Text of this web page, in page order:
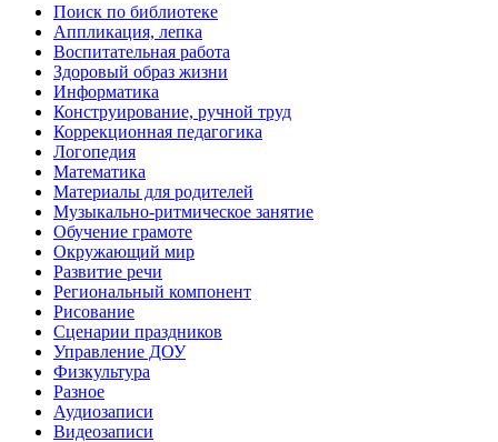
Поиск по библиотеке
Аппликация, лепка
Воспитательная работа
Здоровый образ жизни
Информатика
Конструирование, ручной труд
Коррекционная педагогика
Логопедия
Математика
Материалы для родителей
Музыкально-ритмическое занятие
Обучение грамоте
Окружающий мир
Развитие речи
Региональный компонент
Рисование
Сценарии праздников
Управление ДОУ
Физкультура
Разное
Аудиозаписи
Видеозаписи